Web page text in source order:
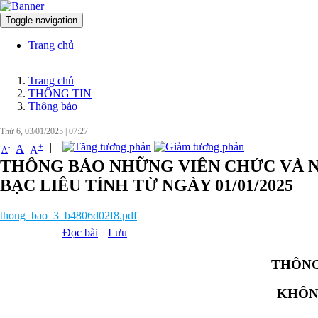
Toggle navigation
Trang chủ
Trang chủ
THÔNG TIN
Thông báo
Thứ 6, 03/01/2025 07:27
A- A A+ |
THÔNG BÁO NHỮNG VIÊN CHỨC VÀ
BẠC LIÊU TÍNH TỪ NGÀY 01/01/2025
thong_bao_3_b4806d02f8.pdf
Đọc bài
Lưu